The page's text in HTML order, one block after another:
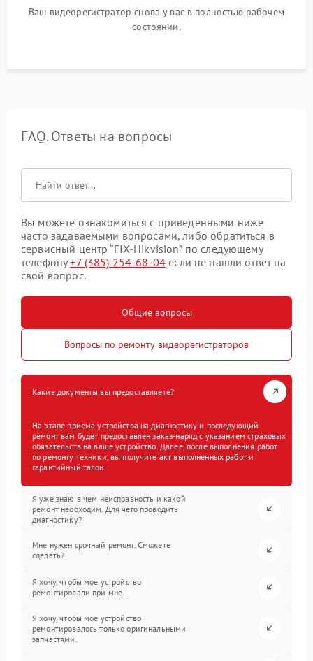
Ваш видеорегистратор снова у вас в полностью рабочем
состоянии.
FAQ. Ответы на вопросы
Вы можете ознакомиться с приведенными ниже
часто задаваемыми вопросами, либо обратиться в
сервисный центр “FIX-Hikvision” по следующему
телефону+7 (385) 254-68-04 если не нашли ответ на
свой вопрос.
Общие вопросы
Вопросы по ремонту видеорегистраторов
Какие документы вы предоставляете?
На этапе приема устройства на диагностику и последующий
ремонт вам будет предоставлен заказ-наряд с указанием страховых
обязательств на ваше устройство. Далее, после выполнения работ
по ремонту техники, вы получите акт выполненных работ и
гарантийный талон.
Я уже знаю в чем неисправность и какой
ремонт необходим. Для чего проводить
диагностику?
Мне нужен срочный ремонт. Сможете
сделать?
Я хочу, чтобы мое устройство
ремонтировали при мне.
Я хочу, чтобы мое устройство
ремонтировалось только оригинальными
запчастями.